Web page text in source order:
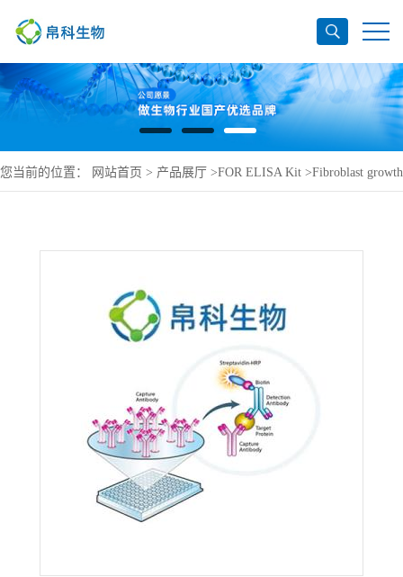
您当前的位置： 网站首页 > 产品展厅 >FOR ELISA Kit >Fibroblast growth